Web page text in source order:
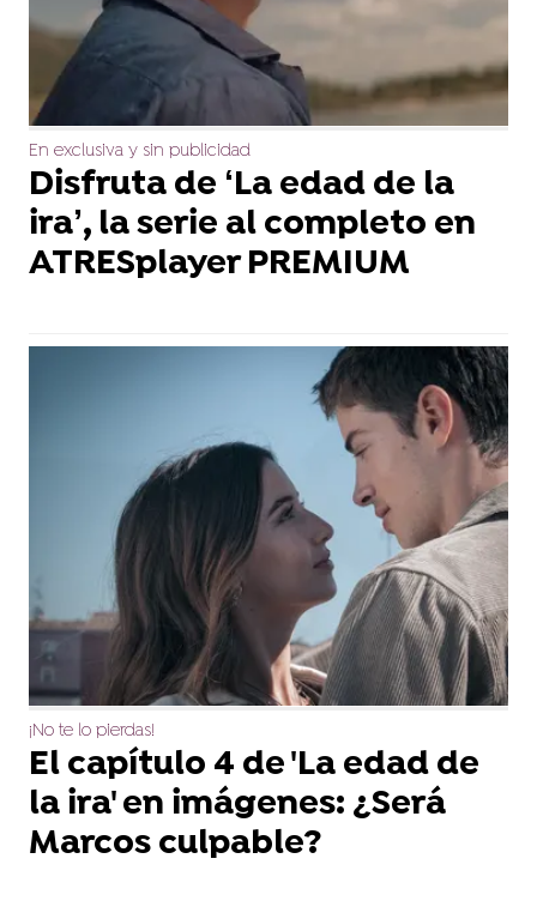
En exclusiva y sin publicidad
Disfruta de ‘La edad de la
ira’, la serie al completo en
ATRESplayer PREMIUM
¡No te lo pierdas!
El capítulo 4 de 'La edad de
la ira' en imágenes: ¿Será
Marcos culpable?